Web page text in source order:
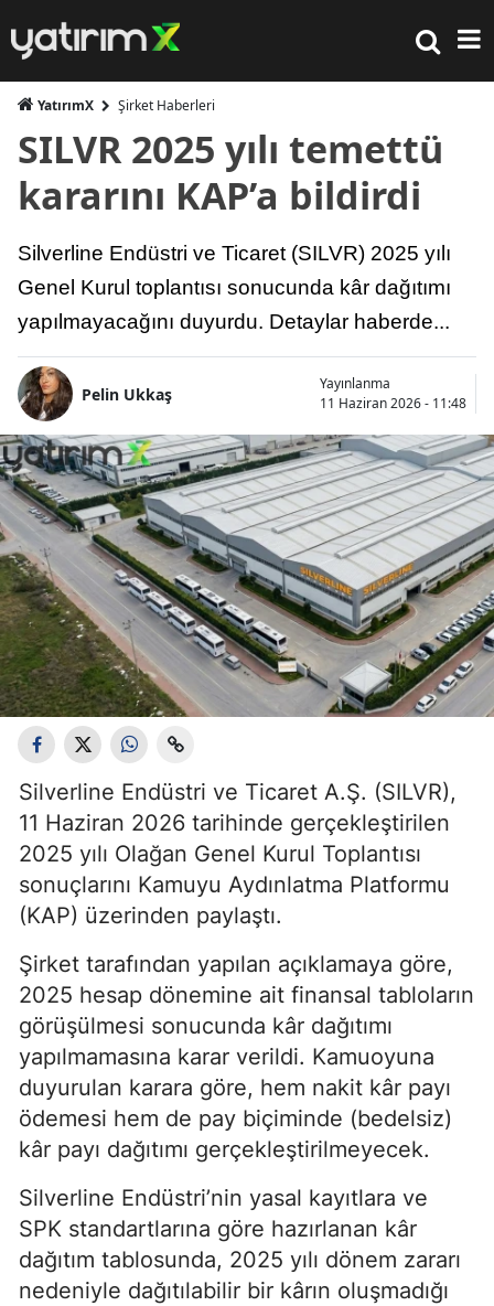
YatırımX Şirket Haberleri
SILVR 2025 yılı temettü
kararını KAP’a bildirdi
Silverline Endüstri ve Ticaret (SILVR) 2025 yılı
Genel Kurul toplantısı sonucunda kâr dağıtımı
yapılmayacağını duyurdu. Detaylar haberde...
Pelin Ukkaş
Yayınlanma
11 Haziran 2026 - 11:48
Silverline Endüstri ve Ticaret A.Ş. (SILVR),
11 Haziran 2026 tarihinde gerçekleştirilen
2025 yılı Olağan Genel Kurul Toplantısı
sonuçlarını Kamuyu Aydınlatma Platformu
(KAP) üzerinden paylaştı.
Şirket tarafından yapılan açıklamaya göre,
2025 hesap dönemine ait finansal tabloların
görüşülmesi sonucunda kâr dağıtımı
yapılmamasına karar verildi. Kamuoyuna
duyurulan karara göre, hem nakit kâr payı
ödemesi hem de pay biçiminde (bedelsiz)
kâr payı dağıtımı gerçekleştirilmeyecek.
Silverline Endüstri’nin yasal kayıtlara ve
SPK standartlarına göre hazırlanan kâr
dağıtım tablosunda, 2025 yılı dönem zararı
nedeniyle dağıtılabilir bir kârın oluşmadığı